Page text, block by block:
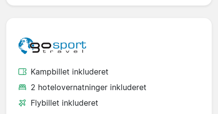
Kampbillet inkluderet
2 hotelovernatninger inkluderet
Flybillet inkluderet